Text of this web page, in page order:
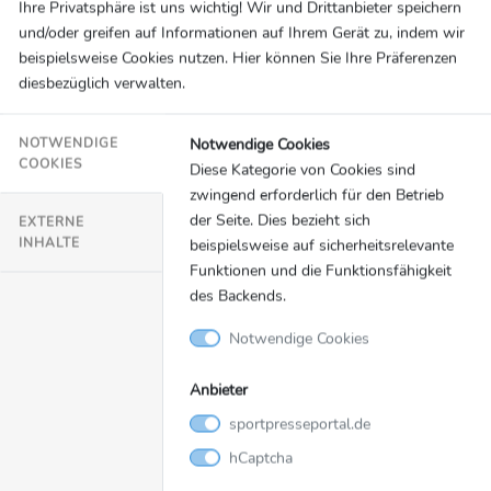
Problem. Alle Spieler im Kader, werden ihre
Chancen haben. Die Saison ist sehr lang und es ist
nicht so als dass wir einen 30-Mann-Kader hätten.
Einsatz, das ist kein Problem.“
Sky Experte Dietmar Hamann …
... zum Investorendeal der Bundesliga:
„Man muss
schauen, was in England. Italien und Frankreich
passiert, dort gibt es private Investoren und
irgendwann müssen wir uns auch ein Stück weit
öffnen. Die Alternative wäre gewesen, dass die
erste Liga sich von der zweiten trennt. Das hätte
dem gesamten Profifußball nicht geholfen. Der
Wir müssen es professionalisieren. Wenn man
Ihre Privatsphäre ist uns wichtig! Wir und Drittanbieter speichern
und/oder greifen auf Informationen auf Ihrem Gerät zu, indem wir
beispielsweise Cookies nutzen. Hier können Sie Ihre Präferenzen
diesbezüglich verwalten.
NOTWENDIGE
COOKIES
EXTERNE
INHALTE
Notwendige Cookies
Diese Kategorie von Cookies sind
zwingend erforderlich für den Betrieb
der Seite. Dies bezieht sich
beispielsweise auf sicherheitsrelevante
Funktionen und die Funktionsfähigkeit
des Backends.
Notwendige Cookies
Anbieter
sportpresseportal.de
hCaptcha